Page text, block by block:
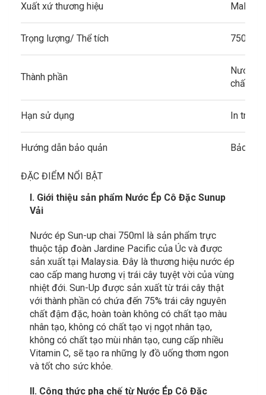
Xuất xứ thương hiệu
Trọng lượng/ Thể tích 750ml
Thành phần
Nước
chất
Hạn sử dụng In trên
Hướng dẫn bảo quản Bảo
ĐẶC ĐIỂM NỔI BẬT
I. Giới thiệu sản phẩm Nước Ép Cô Đặc Sunup
Vải
Nước ép Sun-up chai 750ml là sản phẩm trực
thuộc tập đoàn Jardine Pacific của Úc và được
sản xuất tại Malaysia. Đây là thương hiệu nước ép
cao cấp mang hương vị trái cây tuyệt vời của vùng
nhiệt đới. Sun-Up được sản xuất từ trái cây thật
với thành phần có chứa đến 75% trái cây nguyên
chất đậm đặc, hoàn toàn không có chất tạo màu
nhân tạo, không có chất tạo vị ngọt nhân tạo,
không có chất tạo mùi nhân tạo, cung cấp nhiều
Vitamin C, sẽ tạo ra những ly đồ uống thơm ngon
và tốt cho sức khỏe.
II. Công thức pha chế từ Nước Ép Cô Đặc